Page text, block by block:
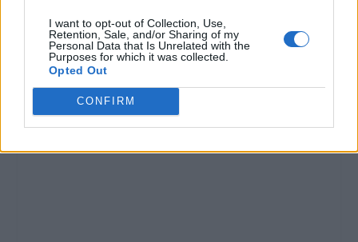
I want to opt-out of Collection, Use,
Retention, Sale, and/or Sharing of my
Personal Data that Is Unrelated with the
Purposes for which it was collected.
Opted Out
CONFIRM